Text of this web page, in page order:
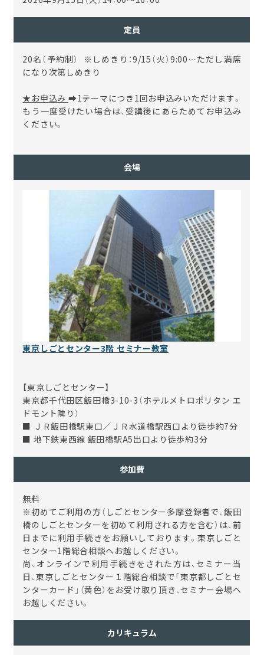
定員
20名（予約制） ※しめきり：9/15（火）9:00…ただし満席
になり次第しめきり
★お申込み ➡1テーマにつき1回お申込みいただけます。
もう一度受けたい場合は、受講後にあらためてお申込み
ください。
会場
東京しごとセンター3階 セミナー教室
【東京しごとセンター】
東京都千代田区飯田橋3-10-3（ホテルメトロポリタン エ
ドモント隣り）
■ ＪＲ飯田橋駅東口／ＪＲ水道橋駅西口より徒歩約7分
■ 地下鉄東西線 飯田橋駅A5出口より徒歩約3分
参加費
無料
※初めてご利用の方（しごとセンター多摩登録者で、飯田
橋のしごとセンターを初めて利用される方を含む）は、前
日までに利用手続きをお願いしております。東京しごと
センター1階総合相談へお越しください。
尚、オンラインで利用手続きをされた方は、セミナー当
日、東京しごとセンター１階総合相談で「東京都しごとセ
ンターカード」（黄色）をお受け取り頂き、セミナー会場へ
お越しください。
カリキュラム